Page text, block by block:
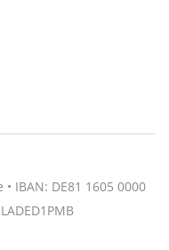
IBAN: DE81 1605 0000